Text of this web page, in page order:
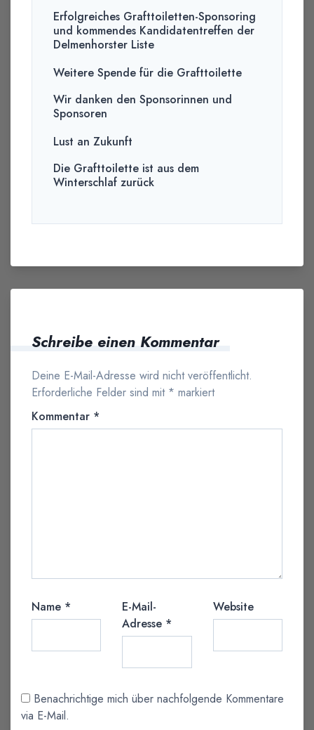
Erfolgreiches Grafttoiletten-Sponsoring
und kommendes Kandidatentreffen der
Delmenhorster Liste
Weitere Spende für die Grafttoilette
Wir danken den Sponsorinnen und
Sponsoren
Lust an Zukunft
Die Grafttoilette ist aus dem
Winterschlaf zurück
Schreibe einen Kommentar
Deine E-Mail-Adresse wird nicht veröffentlicht.
Erforderliche Felder sind mit * markiert
Kommentar *
Name *
E-Mail-
Adresse *
Website
Benachrichtige mich über nachfolgende Kommentare
via E-Mail.